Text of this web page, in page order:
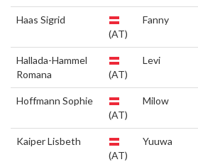
Haas Sigrid
(AT)
Fanny
Hallada-Hammel
Romana
(AT)
Levi
Hoffmann Sophie
(AT)
Milow
Kaiper Lisbeth
(AT)
Yuuwa